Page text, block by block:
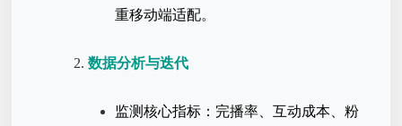
重移动端适配。
数据分析与迭代
监测核心指标：完播率、互动成本、粉